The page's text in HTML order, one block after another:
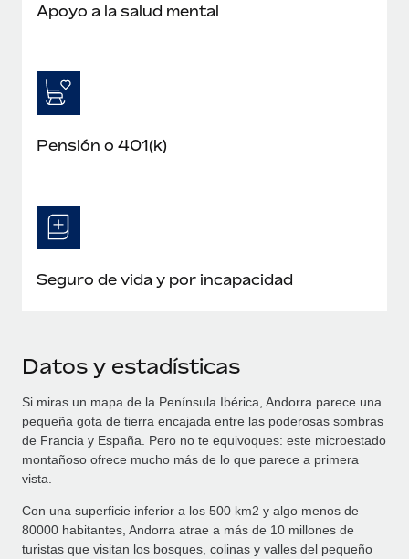
Apoyo a la salud mental
Pensión o 401(k)
Seguro de vida y por incapacidad
Datos y estadísticas
Si miras un mapa de la Península Ibérica, Andorra parece una
pequeña gota de tierra encajada entre las poderosas sombras
de Francia y España. Pero no te equivoques: este microestado
montañoso ofrece mucho más de lo que parece a primera
vista.
Con una superficie inferior a los 500 km2 y algo menos de
80000 habitantes, Andorra atrae a más de 10 millones de
turistas que visitan los bosques, colinas y valles del pequeño